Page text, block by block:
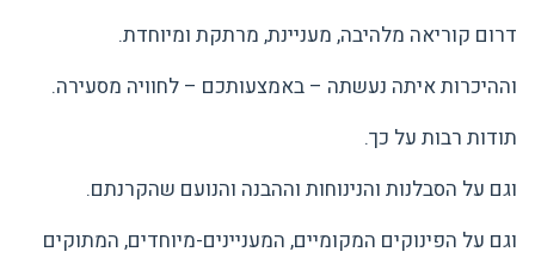
דרום קוריאה מלהיבה, מעניינת, מרתקת ומיוחדת.
וההיכרות איתה נעשתה – באמצעותכם – לחוויה מסעירה.
תודות רבות על כך.
וגם על הסבלנות והנינוחות וההבנה והנועם שהקרנתם.
וגם על הפינוקים המקומיים, המעניינים-מיוחדים, המתוקים